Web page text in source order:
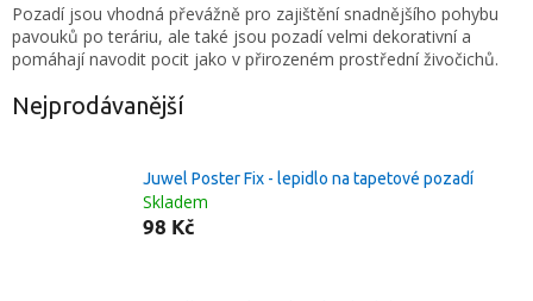
Pozadí jsou vhodná převážně pro zajištění snadnějšího pohybu
pavouků po teráriu, ale také jsou pozadí velmi dekorativní a
pomáhají navodit pocit jako v přirozeném prostřední živočichů.
Nejprodávanější
Juwel Poster Fix - lepidlo na tapetové pozadí
Skladem
98 Kč